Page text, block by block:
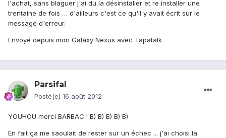
l'achat, sans blaguer j'ai du la désinstaller et re installer une
trentaine de fois … d'ailleurs c'est ce qu'il y avait écrit sur le
message d'erreur.
Envoyé depuis mon Galaxy Nexus avec Tapatalk
Parsifal
Posté(e) 16 août 2012
YOUHOU merci BARBAC ! B) B) B) B) B)
En fait ça me saoulait de rester sur un échec ... j'ai choisi la